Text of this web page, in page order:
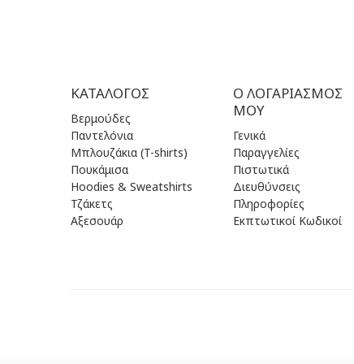
ΚΑΤΆΛΟΓΟΣ
Βερμούδες
Παντελόνια
Μπλουζάκια (T-shirts)
Πουκάμισα
Hoodies & Sweatshirts
Τζάκετς
Αξεσουάρ
Ο ΛΟΓΑΡΙΑΣΜΌΣ
ΜΟΥ
Γενικά
Παραγγελίες
Πιστωτικά
Διευθύνσεις
Πληροφορίες
Εκπτωτικοί Κωδικοί